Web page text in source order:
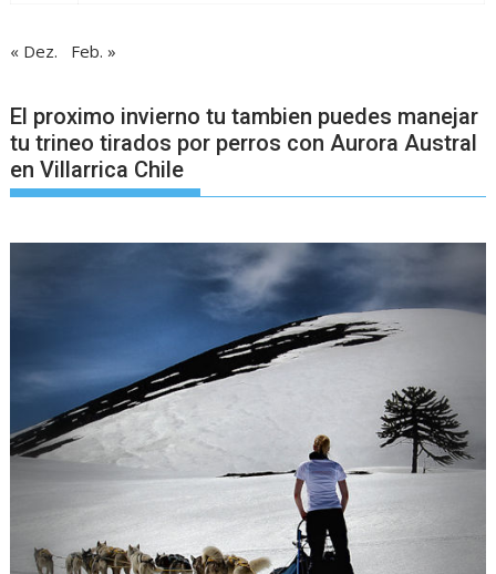
« Dez. Feb. »
El proximo invierno tu tambien puedes manejar
tu trineo tirados por perros con Aurora Austral
en Villarrica Chile